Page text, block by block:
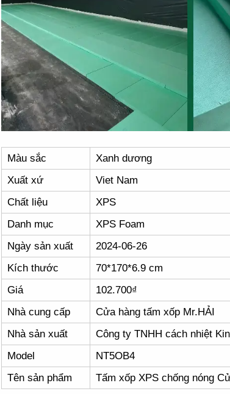
Màu sắc
Xanh dương
Xuất xứ
Viet Nam
Chất liệu
XPS
Danh mục
XPS Foam
Ngày sản xuất
2024-06-26
Kích thước
70*170*6.9 cm
Giá
102.700₫
Nhà cung cấp
Cửa hàng tấm xốp Mr.HẢI
Nhà sản xuất
Công ty TNHH cách nhiệt
Model
NT5OB4
Tên sản phẩm
Tấm xốp XPS chống nóng